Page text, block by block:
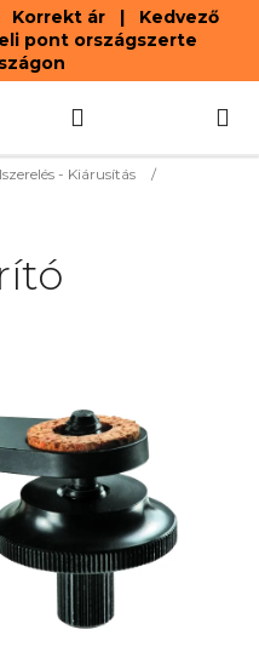
ár | Kedvező
pont országszerte
KOSÁR
- Kiárusítás
/